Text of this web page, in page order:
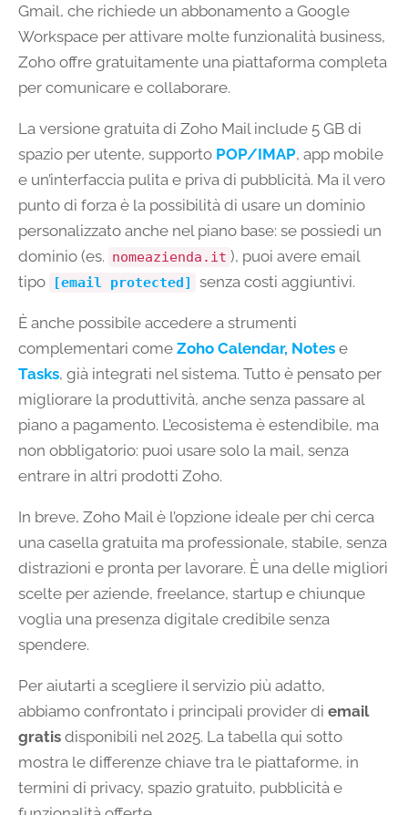
Gmail, che richiede un abbonamento a Google
Workspace per attivare molte funzionalità business,
Zoho offre gratuitamente una piattaforma completa
per comunicare e collaborare.
La versione gratuita di Zoho Mail include 5 GB di
spazio per utente, supporto POP/IMAP, app mobile
e un’interfaccia pulita e priva di pubblicità. Ma il vero
punto di forza è la possibilità di usare un dominio
personalizzato anche nel piano base: se possiedi un
dominio (es. nomeazienda.it ), puoi avere email
tipo
[email protected] senza costi aggiuntivi.
È anche possibile accedere a strumenti
complementari come Zoho Calendar, Notes e
Tasks, già integrati nel sistema. Tutto è pensato per
migliorare la produttività, anche senza passare al
piano a pagamento. L’ecosistema è estendibile, ma
non obbligatorio: puoi usare solo la mail, senza
entrare in altri prodotti Zoho.
In breve, Zoho Mail è l’opzione ideale per chi cerca
una casella gratuita ma professionale, stabile, senza
distrazioni e pronta per lavorare. È una delle migliori
scelte per aziende, freelance, startup e chiunque
voglia una presenza digitale credibile senza
spendere.
Per aiutarti a scegliere il servizio più adatto,
abbiamo confrontato i principali provider di email
gratis disponibili nel 2025. La tabella qui sotto
mostra le differenze chiave tra le piattaforme, in
termini di privacy, spazio gratuito, pubblicità e